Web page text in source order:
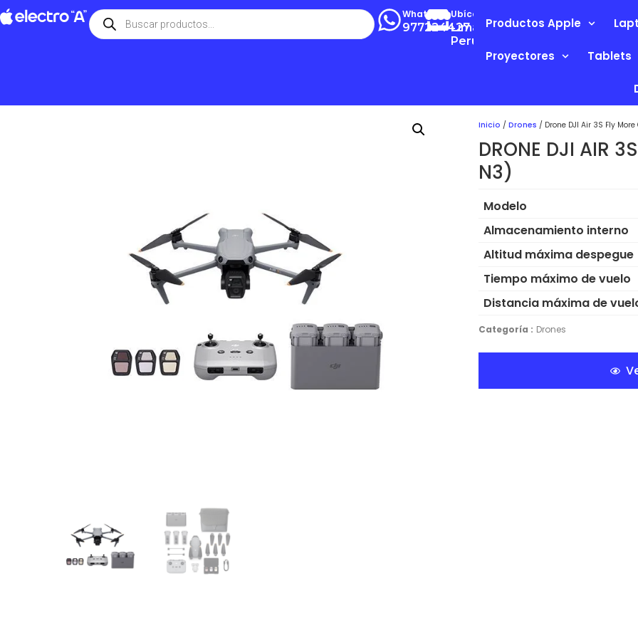
Whatsapp
977224427
Ubícanos
Lima-
Perú
Productos Apple
Proyectores Tablets
Inicio / Drones / Drone DJI Air 3S Fly
DRONE DJI AIR
N3)
Modelo
Almacenamiento interno
Altitud máxima despegue
Tiempo máximo de vuelo
Distancia máxima de
Categoría : Drones